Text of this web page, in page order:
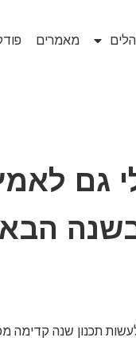
מאמרים
גם
תכנון שנה קדימה